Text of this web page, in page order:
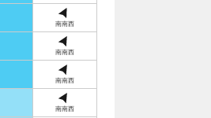
南南西
南南西
南南西
南南西